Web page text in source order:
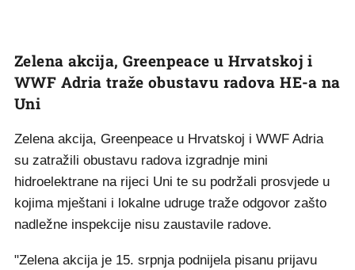
Zelena akcija, Greenpeace u Hrvatskoj i
WWF Adria traže obustavu radova HE-a na
Uni
Zelena akcija, Greenpeace u Hrvatskoj i WWF Adria
su zatražili obustavu radova izgradnje mini
hidroelektrane na rijeci Uni te su podržali prosvjede u
kojima mještani i lokalne udruge traže odgovor zašto
nadležne inspekcije nisu zaustavile radove.
"Zelena akcija je 15. srpnja podnijela pisanu prijavu